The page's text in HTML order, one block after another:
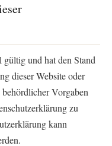
und hat den Stand
dieser Website oder
Vorgaben
zu
kann